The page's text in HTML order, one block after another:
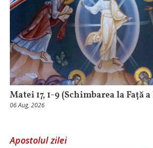
Matei 17, 1-9 (Schimbarea la Față
06 Aug, 2026
Apostolul zilei